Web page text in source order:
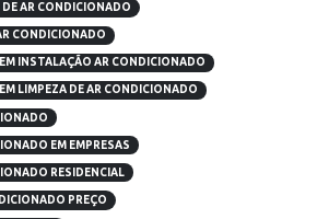
DE AR CONDICIONADO
CONDICIONADO
INSTALAÇÃO AR CONDICIONADO
LIMPEZA DE AR CONDICIONADO
EM EMPRESAS
RESIDENCIAL
PREÇO